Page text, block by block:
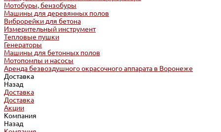
Мотобуры, бензобуры
Машины для деревянных полов
Виброрейки для бетона
Измерительный инструмент
Тепловые пушки
Генераторы
Машины для бетонных полов
Мотопомпы и насосы
Аренда безвоздушного окрасочного аппарата в Воронеже
Доставка
Назад
Доставка
Доставка
Акции
Компания
Назад